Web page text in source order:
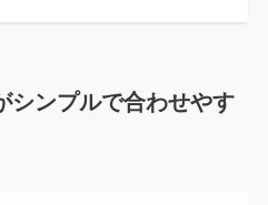
シンプルで合わせやす